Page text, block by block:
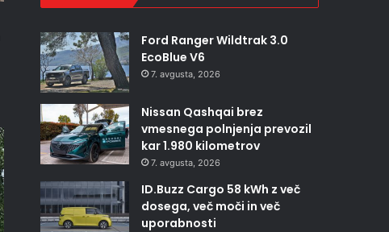
Ford Ranger Wildtrak 3.0
EcoBlue V6
7. avgusta, 2026
Nissan Qashqai brez
vmesnega polnjenja prevozil
kar 1.980 kilometrov
7. avgusta, 2026
ID.Buzz Cargo 58 kWh z več
dosega, več moči in več
uporabnosti